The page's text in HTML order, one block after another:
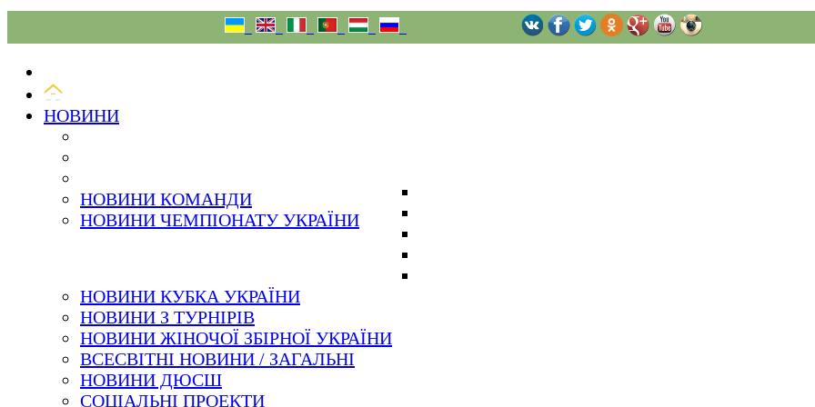
НОВИНИ
НОВИНИ КОМАНДИ
НОВИНИ ЧЕМПІОНАТУ УКРАЇНИ
НОВИНИ КУБКА УКРАЇНИ
НОВИНИ З ТУРНІРІВ
НОВИНИ ЖІНОЧОЇ ЗБІРНОЇ УКРАЇНИ
ВСЕСВІТНІ НОВИНИ / ЗАГАЛЬНІ
НОВИНИ ДЮСШ
СОЦІАЛЬНІ ПРОЕКТИ